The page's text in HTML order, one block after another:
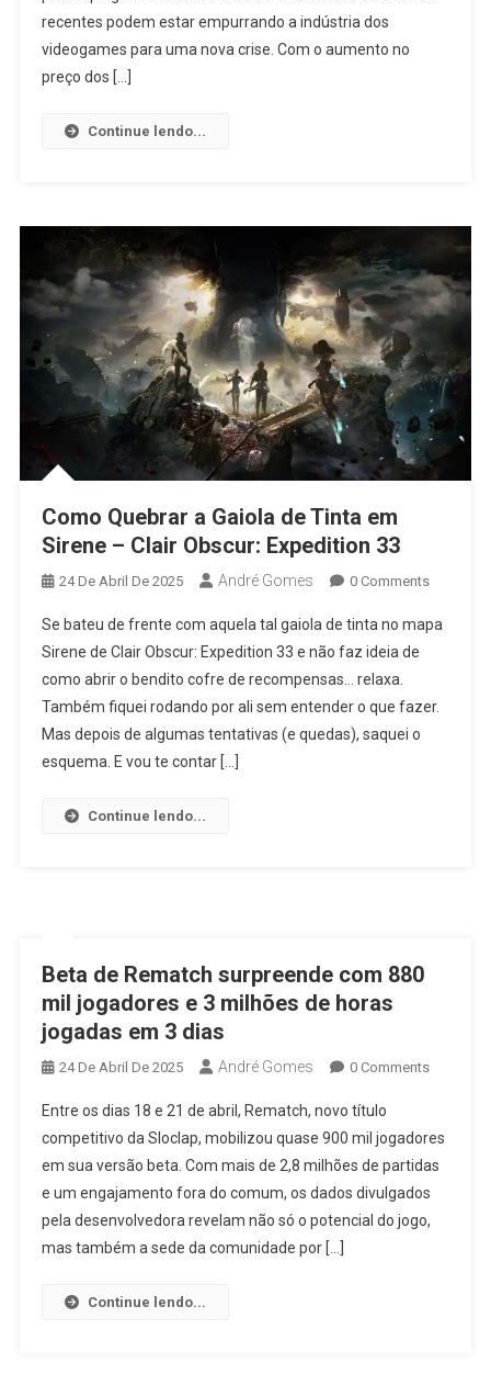
recentes podem estar empurrando a indústria dos
videogames para uma nova crise. Com o aumento no
preço dos […]
Continue lendo...
Como Quebrar a Gaiola de Tinta em
Sirene – Clair Obscur: Expedition 33
24 De Abril De 2025 André Gomes 0 Comments
Se bateu de frente com aquela tal gaiola de tinta no mapa
Sirene de Clair Obscur: Expedition 33 e não faz ideia de
como abrir o bendito cofre de recompensas… relaxa.
Também fiquei rodando por ali sem entender o que fazer.
Mas depois de algumas tentativas (e quedas), saquei o
esquema. E vou te contar […]
Continue lendo...
Beta de Rematch surpreende com 880
mil jogadores e 3 milhões de horas
jogadas em 3 dias
24 De Abril De 2025 André Gomes 0 Comments
Entre os dias 18 e 21 de abril, Rematch, novo título
competitivo da Sloclap, mobilizou quase 900 mil jogadores
em sua versão beta. Com mais de 2,8 milhões de partidas
e um engajamento fora do comum, os dados divulgados
pela desenvolvedora revelam não só o potencial do jogo,
mas também a sede da comunidade por […]
Continue lendo...